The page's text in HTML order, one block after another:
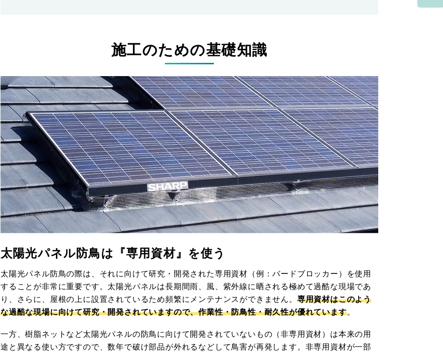
施工のための基礎知識
太陽光パネル防鳥は 『専用資材』を使う
太陽光パネル防鳥の際は、それに向けて研究・開発された専用資材（例：バードブロッカー）を使用
することが非常に重要です。太陽光パネルは長期間雨、風、紫外線に晒される極めて過酷な現場であ
り、さらに、屋根の上に設置されているため頻繁にメンテナンスができません。 専用資材はこのよう
な過酷な現場に向けて研究・開発されていますので、作業性・防鳥性・耐久性が優れています。
一方、樹脂ネットなど太陽光パネルの防鳥に向けて開発されていないもの（非専用資材）は本来の用
途と異なる使い方ですので、数年で破け部品が外れるなどして鳥害が再発します。非専用資材が一部